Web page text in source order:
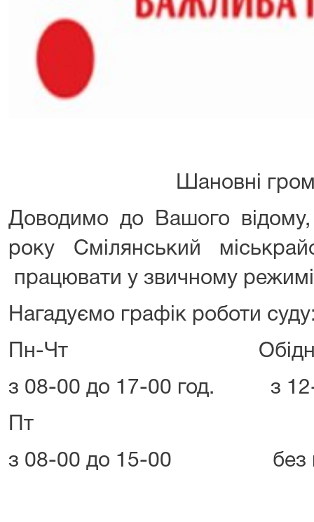
Шановні
Доводимо до Вашого
року Смілянський
працювати у звичному
Нагадуємо графік роботи
Пн-Чт Обідня
з 08-00 до 17-00 год. з 12-
Пт
з 08-00 до 15-00 без